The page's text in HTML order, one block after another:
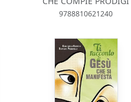
9788810621240